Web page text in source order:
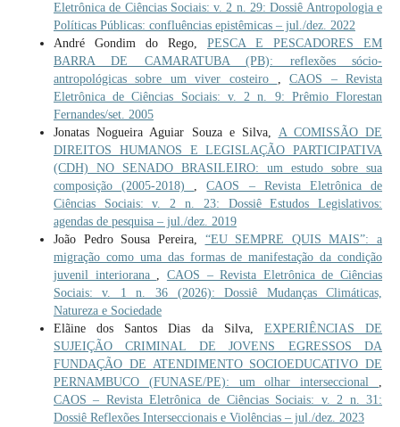
Eletrônica de Ciências Sociais: v. 2 n. 29: Dossiê Antropologia e
Políticas Públicas: confluências epistêmicas – jul./dez. 2022
André Gondim do Rego,PESCA E PESCADORES EM
BARRA DE CAMARATUBA (PB): reflexões sócio-
antropológicas sobre um viver costeiro ,CAOS – Revista
Eletrônica de Ciências Sociais: v. 2 n. 9: Prêmio Florestan
Fernandes/set. 2005
Jonatas Nogueira Aguiar Souza e Silva, A COMISSÃO DE
DIREITOS HUMANOS E LEGISLAÇÃO PARTICIPATIVA
(CDH) NO SENADO BRASILEIRO: um estudo sobre sua
composição (2005-2018) ,CAOS – Revista Eletrônica de
Ciências Sociais: v. 2 n. 23: Dossiê Estudos Legislativos:
agendas de pesquisa – jul./dez. 2019
João Pedro Sousa Pereira, “EU SEMPRE QUIS MAIS”: a
migração como uma das formas de manifestação da condição
juvenil interiorana , CAOS – Revista Eletrônica de Ciências
Sociais: v. 1 n. 36 (2026): Dossiê Mudanças Climáticas,
Natureza e Sociedade
Elãine dos Santos Dias da Silva, EXPERIÊNCIAS DE
SUJEIÇÃO CRIMINAL DE JOVENS EGRESSOS DA
FUNDAÇÃO DE ATENDIMENTO SOCIOEDUCATIVO DE
PERNAMBUCO (FUNASE/PE): um olhar interseccional ,
CAOS – Revista Eletrônica de Ciências Sociais: v. 2 n. 31:
Dossiê Reflexões Interseccionais e Violências – jul./dez. 2023